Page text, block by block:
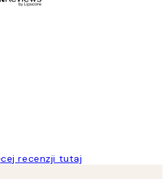
recenzji tutaj